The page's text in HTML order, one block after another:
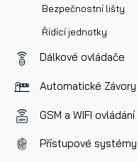
Bezpečnostní lišty
Řídící jednotky
Dálkové ovládače
Automatické Závory
GSM a WIFI ovládání
Přístupové systémy